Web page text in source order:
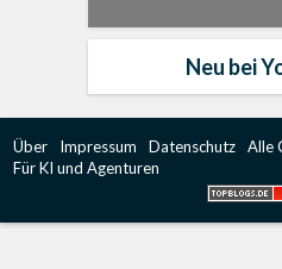
Neu bei
Über Impressum Datenschutz Alle
Für KI und Agenturen